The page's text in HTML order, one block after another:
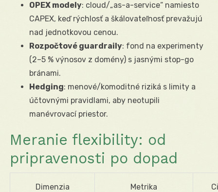
OPEX modely: cloud/„as-a-service“ namiesto
CAPEX, keď rýchlosť a škálovateľnosť prevažujú
nad jednotkovou cenou.
Rozpočtové guardraily: fond na experimenty
(2–5 % výnosov z domény) s jasnými stop-go
bránami.
Hedging: menové/komoditné riziká s limity a
účtovnými pravidlami, aby neotupili
manévrovací priestor.
Meranie flexibility: od
pripravenosti po dopad
Dimenzia Metrika